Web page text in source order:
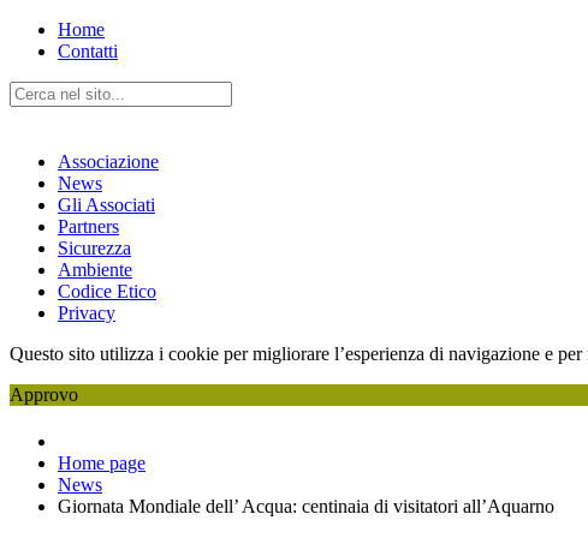
Home
Contatti
Associazione
News
Gli Associati
Partners
Sicurezza
Ambiente
Codice Etico
Privacy
Questo sito utilizza i cookie per migliorare l’esperienza di navigazione e
Approvo
Home page
News
Giornata Mondiale dell’ Acqua: centinaia di visitatori all’Aquarno